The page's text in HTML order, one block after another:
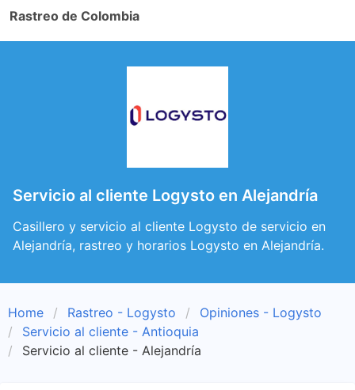
Rastreo de Colombia
Servicio al cliente Logysto en Alejandría
Casillero y servicio al cliente Logysto de servicio en
Alejandría, rastreo y horarios Logysto en Alejandría.
Home Rastreo - Logysto
Opiniones - Logysto
Servicio al cliente - Antioquia
Servicio al cliente - Alejandría